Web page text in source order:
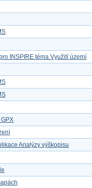
INSPIRE téma Využití území
Analýzy výškopisu